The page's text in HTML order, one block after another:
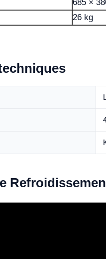
685 ×
26 kg